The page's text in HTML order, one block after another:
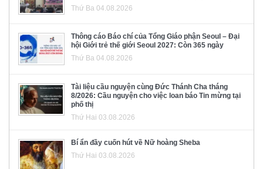
Thứ Ba 04.08.2026
Thông cáo Báo chí của Tổng Giáo phận Seoul – Đại
hội Giới trẻ thế giới Seoul 2027: Còn 365 ngày
Thứ Ba 04.08.2026
Tài liệu cầu nguyện cùng Đức Thánh Cha tháng
8/2026: Cầu nguyện cho việc loan báo Tin mừng tại
phố thị
Thứ Hai 03.08.2026
Bí ẩn đầy cuốn hút về Nữ hoàng Sheba
Thứ Hai 03.08.2026